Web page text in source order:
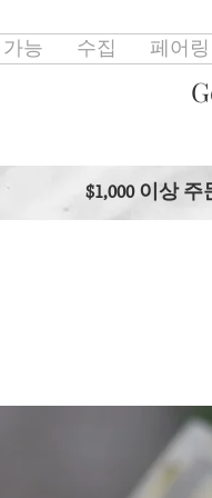
능 수집 페어링
$1,000 이상